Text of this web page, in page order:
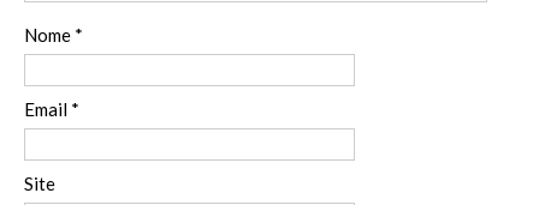
Nome *
Email *
Site